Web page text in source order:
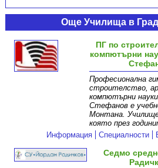
Още Училища в
ПГ по
компютърни
Професионална
строителство,
компютърни
Стефанов е
Монтана.
която през
Информация
Специалности
Седмо